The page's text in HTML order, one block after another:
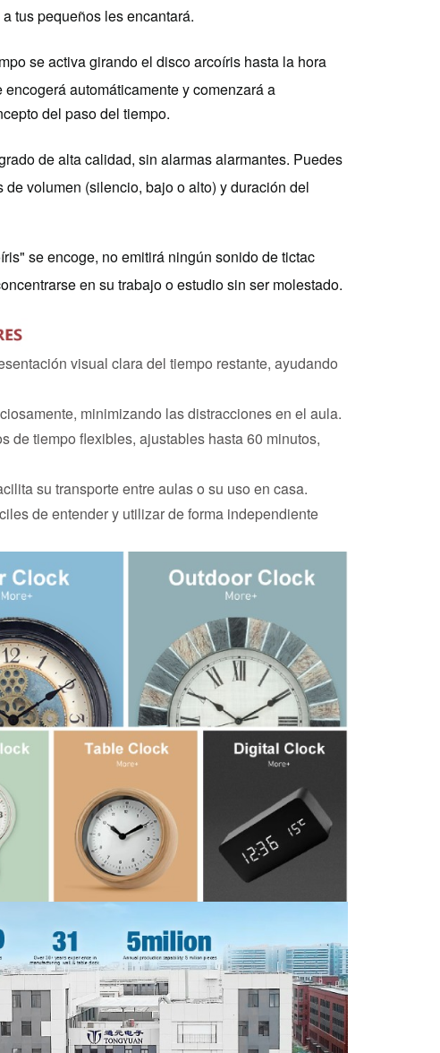
tus pequeños les encantará.
se activa girando el disco arcoíris hasta la hora
automáticamente y comenzará a
del paso del tiempo.
de alta calidad, sin alarmas alarmantes. Puedes
volumen (silencio, bajo o alto) y duración del
se encoge, no emitirá ningún sonido de tictac
en su trabajo o estudio sin ser molestado.
visual clara del tiempo restante, ayudando
minimizando las distracciones en el aula.
de tiempo flexibles, ajustables hasta 60 minutos,
su transporte entre aulas o su uso en casa.
de entender y utilizar de forma independiente